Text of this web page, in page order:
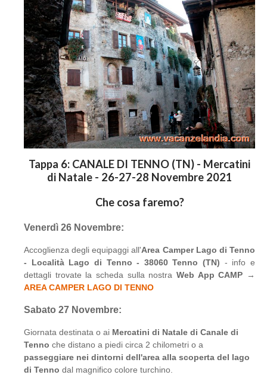
Tappa 6: CANALE DI TENNO (TN) - Mercatini
di Natale - 26-27-28 Novembre 2021
Che cosa faremo?
Venerdì 26 Novembre:
Accoglienza degli equipaggi all'Area Camper Lago di Tenno
- Località Lago di Tenno - 38060 Tenno (TN) - info e
dettagli trovate la scheda sulla nostra Web App CAMP →
AREA CAMPER LAGO DI TENNO
Sabato 27 Novembre:
Giornata destinata o ai Mercatini di Natale di Canale di
Tenno che distano a piedi circa 2 chilometri o a
passeggiare nei dintorni dell'area alla scoperta del lago
di Tenno dal magnifico colore turchino.